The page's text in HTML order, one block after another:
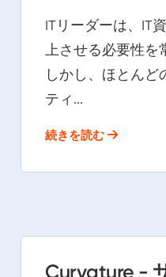
ITリーダーは、IT
上させる必要性を
しかし、ほとんど
ティ...
続きを読む
Curvature -